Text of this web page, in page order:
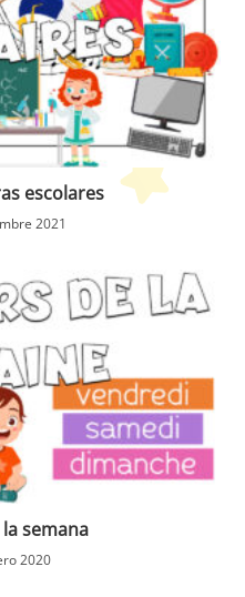
escolares
2021
semana
2020